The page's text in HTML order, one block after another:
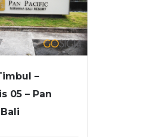
–
05 – Pan